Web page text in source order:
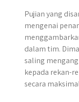
Pujian yang
mengenai
dalam tim.
saling
kepada rekan-
secara